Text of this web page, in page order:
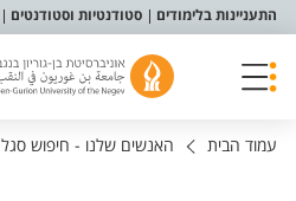
תפריט נגישות
התעניינות בלימודים סטודנטיות וסטודנטים
עמוד הבית האנשים שלנו - חיפוש סגל